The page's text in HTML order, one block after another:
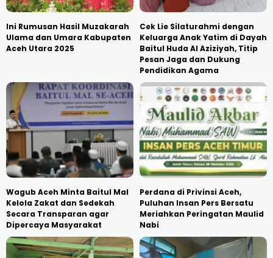
Ini Rumusan Hasil Muzakarah
Ulama dan Umara Kabupaten
Aceh Utara 2025
Cek Lie Silaturahmi dengan
Keluarga Anak Yatim di Dayah
Baitul Huda Al Aziziyah, Titip
Pesan Jaga dan Dukung
Pendidikan Agama
Wagub Aceh Minta Baitul Mal
Kelola Zakat dan Sedekah
Secara Transparan agar
Dipercaya Masyarakat
Perdana di Privinsi Aceh,
Puluhan Insan Pers Bersatu
Meriahkan Peringatan Maulid
Nabi